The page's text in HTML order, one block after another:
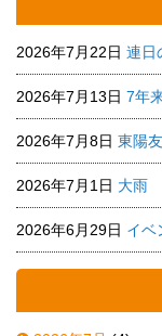
2026年7月22日 連日
2026年7月13日 7年
2026年7月8日 東陽
2026年7月1日 大雨
2026年6月29日 イベ